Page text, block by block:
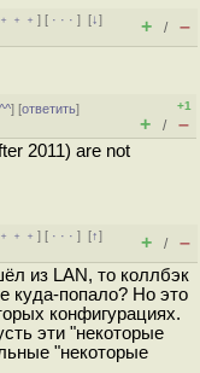
﹢﹢﹢] [ · · ·][↓]
+ / –
] [ответить]
+1
+ / –
2011) are not
﹢﹢﹢] [ · · ·][↑]
+ / –
из LAN, то коллбэк
куда-попало? Но это
конфигурациях.
эти "некоторые
"некоторые